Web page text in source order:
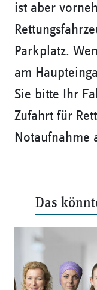
ist aber
Parkplatz.
am
Sie bitte Ihr
Zufahrt für
Notaufnahme
Das